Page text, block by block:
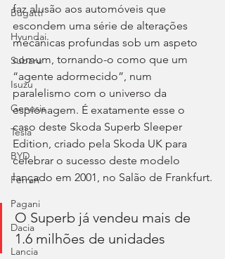
Bugatti
Hyundai
Subaru
Isuzu
Genesis
Tesla
BYD
Ferrari
Pagani
Dacia
Lancia
faz alusão aos automóveis que
escondem uma série de alterações
mecânicas profundas sob um aspeto
comum, tornando-o como que um
“agente adormecido”, num
paralelismo com o universo da
espionagem. É exatamente esse o
caso deste Skoda Superb Sleeper
Edition, criado pela Skoda UK para
celebrar o sucesso deste modelo
lançado em 2001, no Salão de Frankfurt.
O Superb já vendeu mais de
1.6 milhões de unidades